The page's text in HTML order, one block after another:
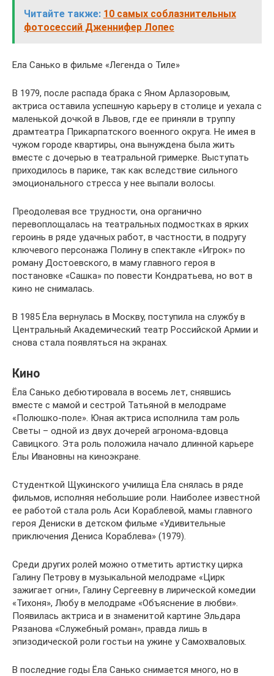
Читайте также: 10 самых соблазнительных
фотосессий Дженнифер Лопес
Ела Санько в фильме «Легенда о Тиле»
В 1979, после распада брака с Яном Арлазоровым,
актриса оставила успешную карьеру в столице и уехала с
маленькой дочкой в Львов, где ее приняли в труппу
драмтеатра Прикарпатского военного округа. Не имея в
чужом городе квартиры, она вынуждена была жить
вместе с дочерью в театральной гримерке. Выступать
приходилось в парике, так как вследствие сильного
эмоционального стресса у нее выпали волосы.
Преодолевая все трудности, она органично
перевоплощалась на театральных подмостках в ярких
героинь в ряде удачных работ, в частности, в подругу
ключевого персонажа Полину в спектакле «Игрок» по
роману Достоевского, в маму главного героя в
постановке «Сашка» по повести Кондратьева, но вот в
кино не снималась.
В 1985 Ёла вернулась в Москву, поступила на службу в
Центральный Академический театр Российской Армии и
снова стала появляться на экранах.
Кино
Ёла Санько дебютировала в восемь лет, снявшись
вместе с мамой и сестрой Татьяной в мелодраме
«Полюшко-поле». Юная актриса исполнила там роль
Светы – одной из двух дочерей агронома-вдовца
Савицкого. Эта роль положила начало длинной карьере
Ёлы Ивановны на киноэкране.
Студенткой Щукинского училища Ёла снялась в ряде
фильмов, исполняя небольшие роли. Наиболее известной
ее работой стала роль Аси Кораблевой, мамы главного
героя Дениски в детском фильме «Удивительные
приключения Дениса Кораблева» (1979).
Среди других ролей можно отметить артистку цирка
Галину Петрову в музыкальной мелодраме «Цирк
зажигает огни», Галину Сергеевну в лирической комедии
«Тихоня», Любу в мелодраме «Объяснение в любви».
Появилась актриса и в знаменитой картине Эльдара
Рязанова «Служебный роман», правда лишь в
эпизодической роли гостьи на ужине у Самохваловых.
В последние годы Ёла Санько снимается много, но в